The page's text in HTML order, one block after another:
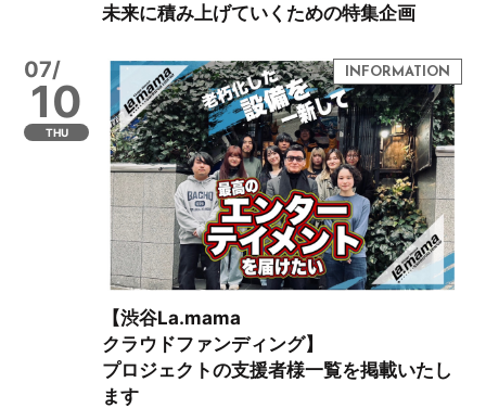
未来に積み上げていくための特集企画
07/
10
THU
【渋谷La.mama
クラウドファンディング】
プロジェクトの支援者様一覧を掲載いたし
ます